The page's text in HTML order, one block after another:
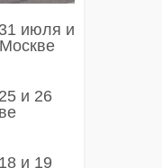
июля и
и 26
и 19